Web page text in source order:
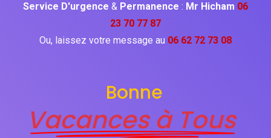
Service D'urgence & Permanence : Mr Hicham 06
23 70 77 87
Ou, laissez votre message au 06 62 72 73 08
Bonne
Vacances à Tous